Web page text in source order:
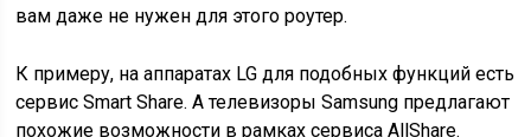
вам даже не нужен для этого роутер.
К примеру, на аппаратах LG для подобных функций есть
сервис Smart Share. А телевизоры Samsung предлагают
похожие возможности в рамках сервиса AllShare.